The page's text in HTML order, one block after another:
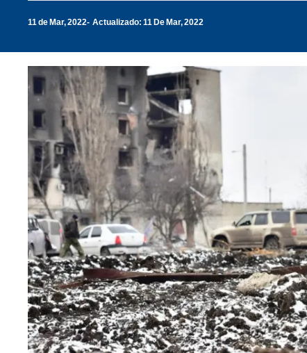
11 de Mar, 2022 Actualizado: 11 De Mar, 2022